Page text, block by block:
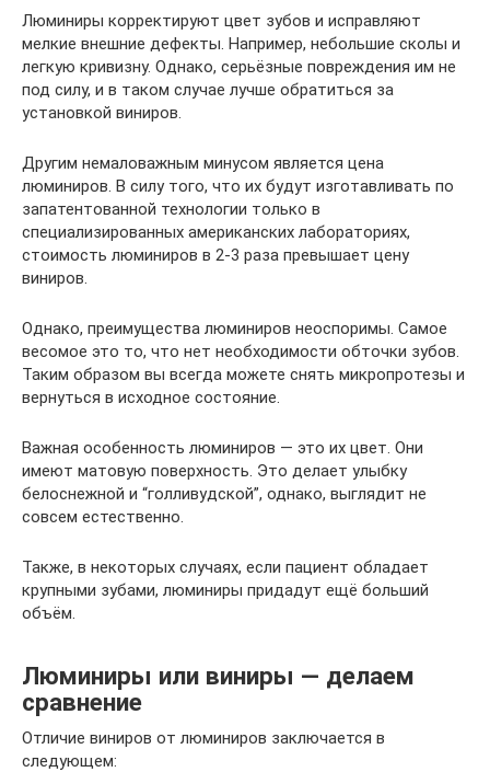
Люминиры корректируют цвет зубов и исправляют
мелкие внешние дефекты. Например, небольшие сколы и
легкую кривизну. Однако, серьёзные повреждения им не
под силу, и в таком случае лучше обратиться за
установкой виниров.
Другим немаловажным минусом является цена
люминиров. В силу того, что их будут изготавливать по
запатентованной технологии только в
специализированных американских лабораториях,
стоимость люминиров в 2-3 раза превышает цену
виниров.
Однако, преимущества люминиров неоспоримы. Самое
весомое это то, что нет необходимости обточки зубов.
Таким образом вы всегда можете снять микропротезы и
вернуться в исходное состояние.
Важная особенность люминиров — это их цвет. Они
имеют матовую поверхность. Это делает улыбку
белоснежной и “голливудской”, однако, выглядит не
совсем естественно.
Также, в некоторых случаях, если пациент обладает
крупными зубами, люминиры придадут ещё больший
объём.
Люминиры или виниры — делаем
сравнение
Отличие виниров от люминиров заключается в
следующем: